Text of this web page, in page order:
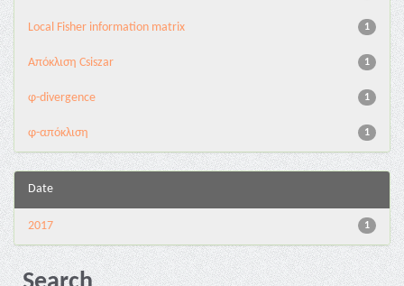
1
Local Fisher information matrix
1
Απόκλιση Csiszar
1
φ-divergence
1
φ-απόκλιση
Date
1
2017